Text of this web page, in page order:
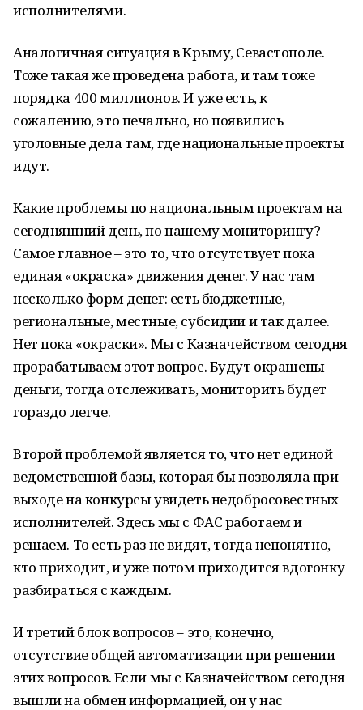
исполнителями.
Аналогичная ситуация в Крыму, Севастополе.
Тоже такая же проведена работа, и там тоже
порядка 400 миллионов. И уже есть, к
сожалению, это печально, но появились
уголовные дела там, где национальные проекты
идут.
Какие проблемы по национальным проектам на
сегодняшний день, по нашему мониторингу?
Самое главное – это то, что отсутствует пока
единая «окраска» движения денег. У нас там
несколько форм денег: есть бюджетные,
региональные, местные, субсидии и так далее.
Нет пока «окраски». Мы с Казначейством сегодня
прорабатываем этот вопрос. Будут окрашены
деньги, тогда отслеживать, мониторить будет
гораздо легче.
Второй проблемой является то, что нет единой
ведомственной базы, которая бы позволяла при
выходе на конкурсы увидеть недобросовестных
исполнителей. Здесь мы с ФАС работаем и
решаем. То есть раз не видят, тогда непонятно,
кто приходит, и уже потом приходится вдогонку
разбираться с каждым.
И третий блок вопросов – это, конечно,
отсутствие общей автоматизации при решении
этих вопросов. Если мы с Казначейством сегодня
вышли на обмен информацией, он у нас